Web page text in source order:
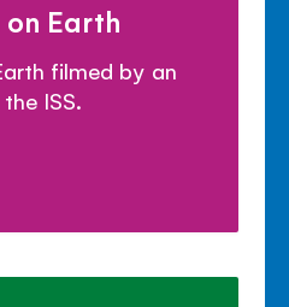
on Earth
filmed by an
ISS.